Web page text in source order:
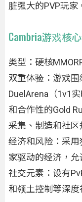
脏强大的PVP玩家
Cambria游戏核
类型：硬核
双重体验：游戏
DuelArena（1v1
和合作性的Gold
采集、制造和社区
经济和风险：采
家驱动的经济，
社交元素：设有
和领土控制等深度